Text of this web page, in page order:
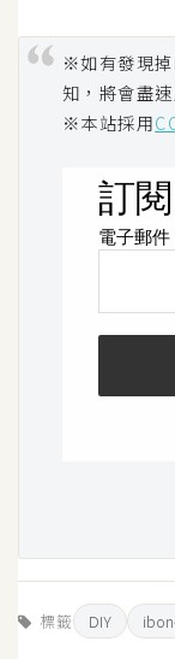
※如有發現
知，將會盡速
※本站採用
標籤 DIY